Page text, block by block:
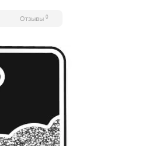
Отзывы 0